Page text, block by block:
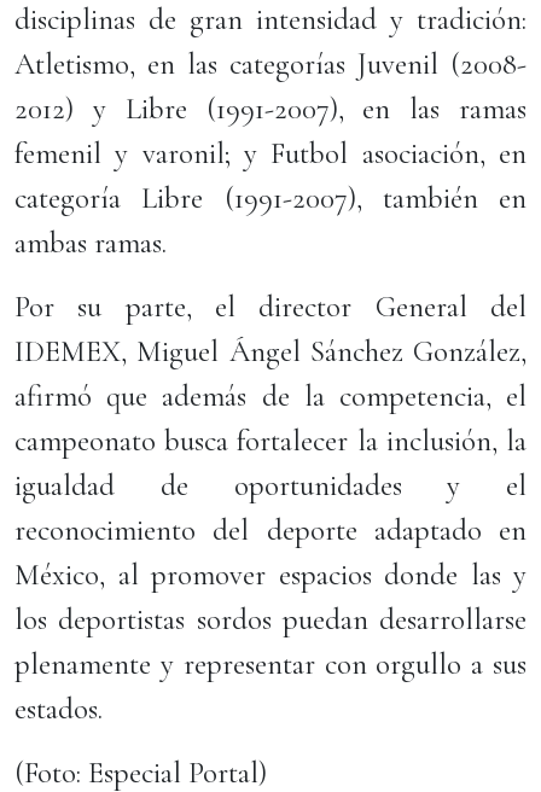
disciplinas de gran intensidad y tradición:
Atletismo, en las categorías Juvenil (2008-
2012) y Libre (1991-2007), en las ramas
femenil y varonil; y Futbol asociación, en
categoría Libre (1991-2007), también en
ambas ramas.
Por su parte, el director General del
IDEMEX, Miguel Ángel Sánchez González,
afirmó que además de la competencia, el
campeonato busca fortalecer la inclusión, la
igualdad de oportunidades y el
reconocimiento del deporte adaptado en
México, al promover espacios donde las y
los deportistas sordos puedan desarrollarse
plenamente y representar con orgullo a sus
estados.
(Foto: Especial Portal)